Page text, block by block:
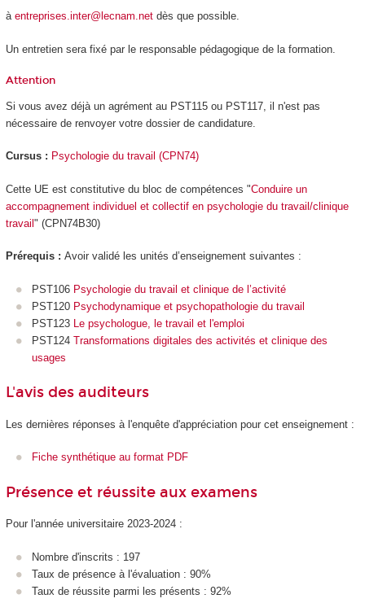
à entreprises.inter@lecnam.netdès que possible.
Un entretien sera fixé par le responsable pédagogique de la formation.
Attention
Si vous avez déjà un agrément au PST115 ou PST117, il n'est pas
nécessaire de renvoyer votre dossier de candidature.
Cursus : Psychologie du travail (CPN74)
Cette UE est constitutive du bloc de compétences "Conduire un
accompagnement individuel et collectif en psychologie du travail/clinique
travail " (CPN74B30)
Prérequis : Avoir validé les unités d’enseignement suivantes :
PST106 Psychologie du travail et clinique de l’activité
PST120 Psychodynamique et psychopathologie du travail
PST123
Le psychologue, le travail et l'emploi
PST124 Transformations digitales des activités et clinique des
usages
L'avis des auditeurs
Les dernières réponses à l'enquête d'appréciation pour cet enseignement :
Fiche synthétique au format PDF
Présence et réussite aux examens
Pour l'année universitaire 2023-2024 :
Nombre d'inscrits : 197
Taux de présence à l'évaluation : 90%
Taux de réussite parmi les présents : 92%